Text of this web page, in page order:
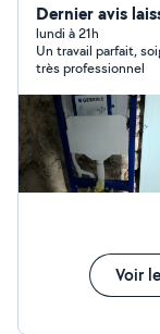
installation WC
chaude,
salle de bain et
gratuit et
Dernier avis
lundi à 21h
Un travail parfait,
très professionnel
Voir